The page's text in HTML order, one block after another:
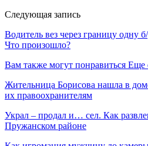
Следующая запись
Водитель вез через границу одну
Что произошло?
Вам также могут понравиться Еще
Жительница Борисова нашла в
их правоохранителям
Украл – продал и… сел. Как
Пружанском районе